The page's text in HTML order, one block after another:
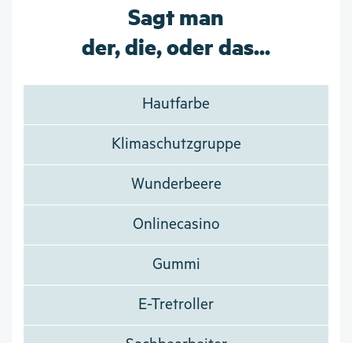
Sagt man
der, die, oder das...
Hautfarbe
Klimaschutzgruppe
Wunderbeere
Onlinecasino
Gummi
E-Tretroller